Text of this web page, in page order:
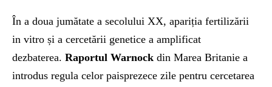
În a doua jumătate a secolului XX, apariția fertilizării
in vitro și a cercetării genetice a amplificat
dezbaterea. Raportul Warnock din Marea Britanie a
introdus regula celor paisprezece zile pentru cercetarea